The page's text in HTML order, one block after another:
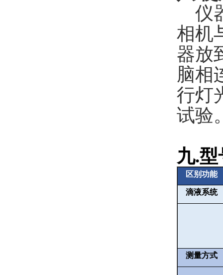
仪
相机
器放
脑相
行灯
试验
九.型
区别功能
滴液系统
测量方式